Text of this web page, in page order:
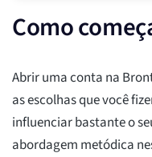
Como
Abrir uma conta na
as escolhas que você
influenciar bastante o
abordagem metódica